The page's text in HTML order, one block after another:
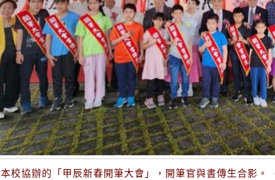
本校協辦的「甲辰新春開筆大會」，開筆官與書傳生合影